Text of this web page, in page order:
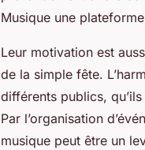
Musique une
Leur motivation est
de la simple fête.
différents publics,
Par l’organisation
musique peut être un